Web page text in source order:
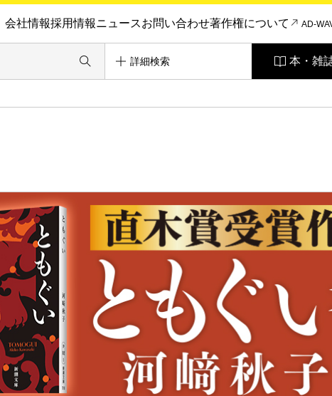
会社情報採用情報ニュースお問い合わせ著作権について AD-
詳細検索 本・雑